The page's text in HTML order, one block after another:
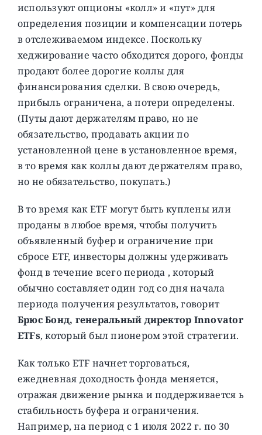
используют опционы «колл» и «пут» для
определения позиции и компенсации потерь
в отслеживаемом индексе. Поскольку
хеджирование часто обходится дорого, фонды
продают более дорогие коллы для
финансирования сделки. В свою очередь,
прибыль ограничена, а потери определены.
(Путы дают держателям право, но не
обязательство, продавать акции по
установленной цене в установленное время,
в то время как коллы дают держателям право,
но не обязательство, покупать.)
В то время как ETF могут быть куплены или
проданы в любое время, чтобы получить
объявленный буфер и ограничение при
сбросе ETF, инвесторы должны удерживать
фонд в течение всего периода , который
обычно составляет один год со дня начала
периода получения результатов, говорит
Брюс Бонд, генеральный директор Innovator
ETFs, который был пионером этой стратегии.
Как только ETF начнет торговаться,
ежедневная доходность фонда меняется,
отражая движение рынка и поддерживается ь
стабильность буфера и ограничения.
Например, на период с 1 июля 2022 г. по 30